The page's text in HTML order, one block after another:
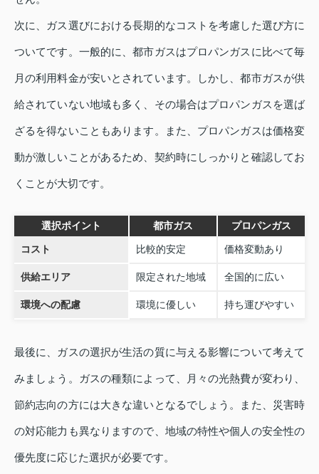
次に、ガス選びにおける長期的なコストを考慮した選び方に
ついてです。一般的に、都市ガスはプロパンガスに比べて毎
月の利用料金が安いとされています。しかし、都市ガスが供
給されていない地域も多く、その場合はプロパンガスを選ば
ざるを得ないこともあります。また、プロパンガスは価格変
動が激しいことがあるため、契約時にしっかりと確認してお
くことが大切です。
選択ポイント 都市ガス プロパンガス
コスト 比較的安定 価格変動あり
供給エリア 限定された地域 全国的に広い
環境への配慮 環境に優しい 持ち運びやすい
最後に、ガスの選択が生活の質に与える影響について考えて
みましょう。ガスの種類によって、月々の光熱費が変わり、
節約志向の方には大きな違いとなるでしょう。また、災害時
の対応能力も異なりますので、地域の特性や個人の安全性の
優先度に応じた選択が必要です。